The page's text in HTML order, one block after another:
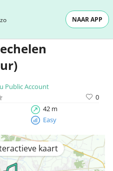
NAAR APP
Public Account
0
42 m
Easy
kaart